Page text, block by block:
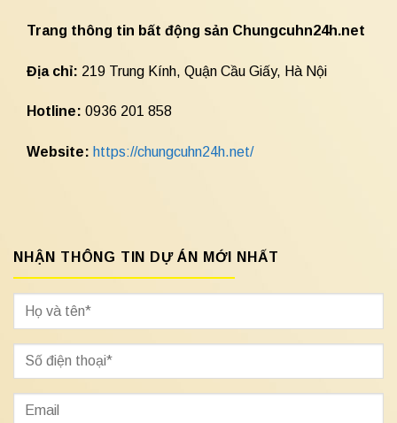
Trang thông tin bất động sản Chungcuhn24h.net
Địa chỉ: 219 Trung Kính, Quận Cầu Giấy, Hà Nội
Hotline: 0936 201 858
Website: https://chungcuhn24h.net/
NHẬN THÔNG TIN DỰ ÁN MỚI NHẤT